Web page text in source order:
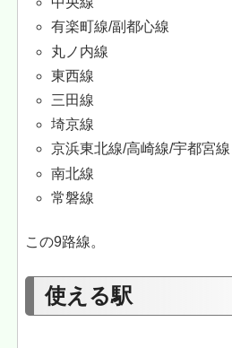
有楽町線/副都心線
丸ノ内線
東西線
三田線
埼京線
京浜東北線/高崎線/宇都宮線
南北線
常磐線
この9路線。
使える駅